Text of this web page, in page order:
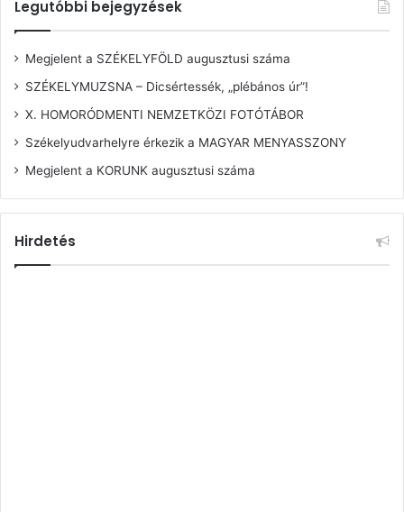
Legutóbbi bejegyzések
Megjelent a SZÉKELYFÖLD augusztusi száma
SZÉKELYMUZSNA – Dicsértessék, „plébános úr”!
X. HOMORÓDMENTI NEMZETKÖZI FOTÓTÁBOR
Székelyudvarhelyre érkezik a MAGYAR MENYASSZONY
Megjelent a KORUNK augusztusi száma
Hirdetés